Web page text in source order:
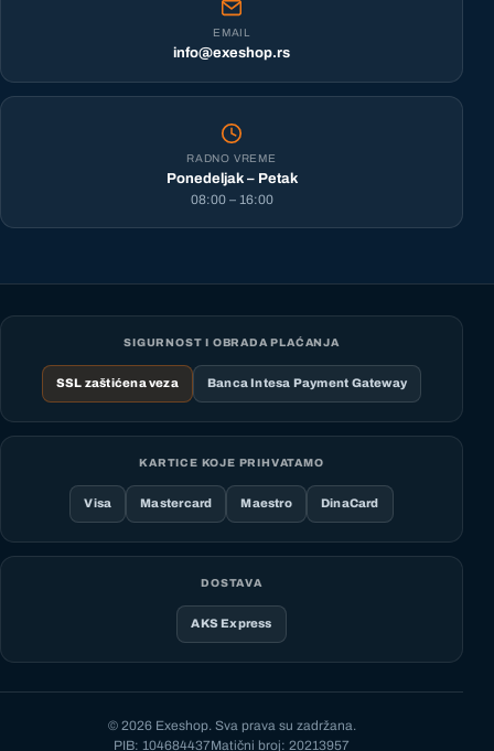
EMAIL
info@exeshop.rs
RADNO VREME
Ponedeljak – Petak
08:00 – 16:00
SIGURNOST I OBRADA PLAĆANJA
SSL zaštićena veza Banca Intesa Payment Gateway
KARTICE KOJE PRIHVATAMO
Visa Mastercard Maestro DinaCard
DOSTAVA
AKS Express
© 2026 Exeshop. Sva prava su zadržana.
PIB: 104684437Matični broj: 20213957